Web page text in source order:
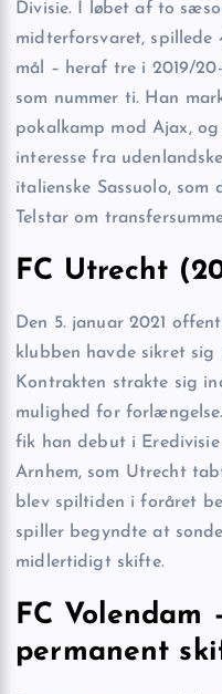
Divisie. I løbet af to
midterforsvaret, spillede
mål – heraf tre i 2019/
som nummer ti. Han
pokalkamp mod Ajax,
interesse fra
italienske Sassuolo,
Telstar om
FC Utrecht
Den 5. januar 2021
klubben havde sikret sig
Kontrakten strakte sig
mulighed for
fik han debut i
Arnhem, som Utrecht
blev spiltiden i foråret
spiller begyndte at
midlertidigt skifte.
FC Volendam
permanent